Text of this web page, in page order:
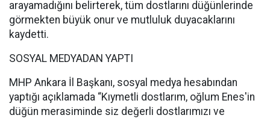
arayamadığını belirterek, tüm dostlarını düğünlerinde
görmekten büyük onur ve mutluluk duyacaklarını
kaydetti.
SOSYAL MEDYADAN YAPTI
MHP Ankara İl Başkanı, sosyal medya hesabından
yaptığı açıklamada “Kıymetli dostlarım, oğlum Enes'in
düğün merasiminde siz değerli dostlarımızı ve